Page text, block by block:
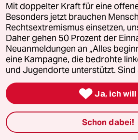
Jeden Samstag als gedruckte
Zusätzlich digitale Ausgabe inkl.
Jetzt bestellen
0 Kommentare
Mit doppelter Kraft für eine
Besonders jetzt brauchen
Rechtsextremismus einsetzen,
Daher gehen 50 Prozent der
Neuanmeldungen an „Alles
eine Kampagne, die bedrohte
und Jugendorte unterstützt. Sind
 Ja, ich will
Schon dabei!